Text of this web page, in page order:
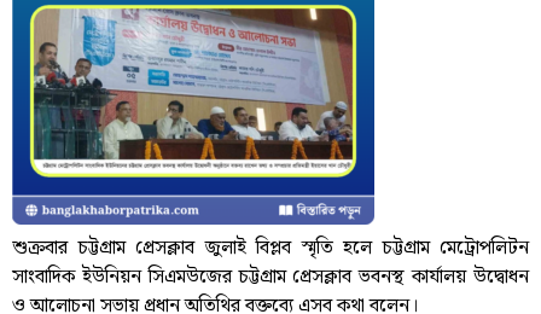
শুক্রবার চট্টগ্রাম প্রেসক্লাব জুলাই বিপ্লব স্মৃতি হলে চট্টগ্রাম মেট্রোপলিটন
সাংবাদিক ইউনিয়ন সিএমউজের চট্টগ্রাম প্রেসক্লাব ভবনস্থ কার্যালয় উদ্বোধন
ও আলোচনা সভায় প্রধান অতিথির বক্তব্যে এসব কথা বলেন।